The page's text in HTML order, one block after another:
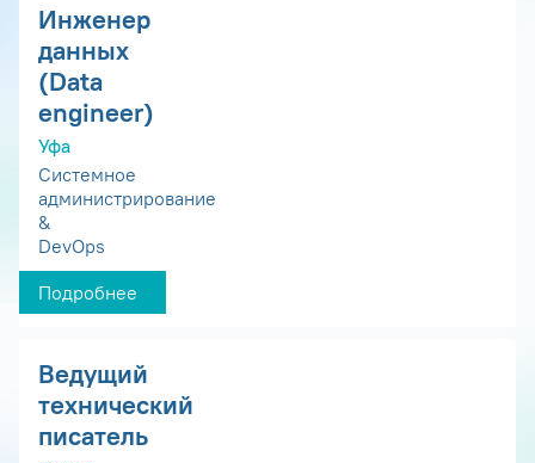
Инженер
данных
(Data
engineer)
Уфа
Системное
администрирование
&
DevOps
Подробнее
Ведущий
технический
писатель